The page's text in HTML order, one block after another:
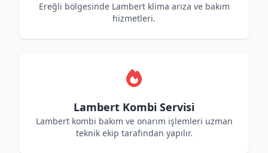
Ereğli bölgesinde Lambert klima arıza ve bakım
hizmetleri.
Lambert Kombi Servisi
Lambert kombi bakım ve onarım işlemleri uzman
teknik ekip tarafından yapılır.